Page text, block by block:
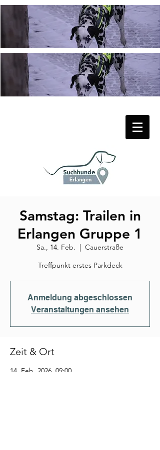
Samstag: Trailen in
Erlangen Gruppe 1
Sa., 14. Feb.
  |
Cauerstraße
Treffpunkt erstes Parkdeck
Anmeldung abgeschlossen
Veranstaltungen ansehen
Zeit & Ort
14. Feb. 2026, 09:00